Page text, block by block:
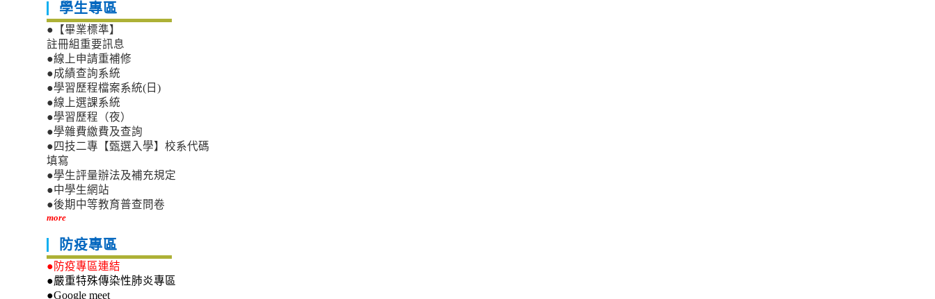
學生專區
●【畢業標準】
註冊組重要訊息
●線上申請重補修
●成績查詢系統
●學習歷程檔案系統(日)
●線上選課系統
●學習歷程（夜）
●學雜費繳費及查詢
●四技二專【甄選入學】校系代碼
填寫
●學生評量辦法及補充規定
●中學生網站
●後期中等教育普查問卷
more
防疫專區
●防疫專區連結
●嚴重特殊傳染性肺炎專區
●Google meet